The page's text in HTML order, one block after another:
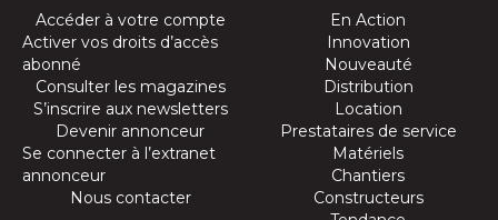
Accéder à votre compte
Activer vos droits d’accès
abonné
Consulter les magazines
S’inscrire aux newsletters
Devenir annonceur
Se connecter à l’extranet
annonceur
Nous contacter
En Action
Innovation
Nouveauté
Distribution
Location
Prestataires de service
Matériels
Chantiers
Constructeurs